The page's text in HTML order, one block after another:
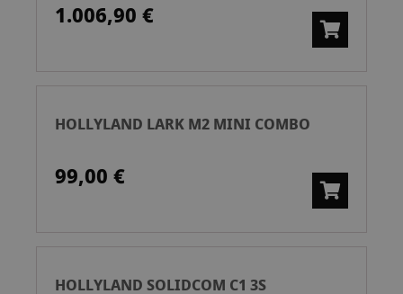
1.006,90 €
HOLLYLAND LARK M2 MINI COMBO
99,00 €
HOLLYLAND SOLIDCOM C1 3S